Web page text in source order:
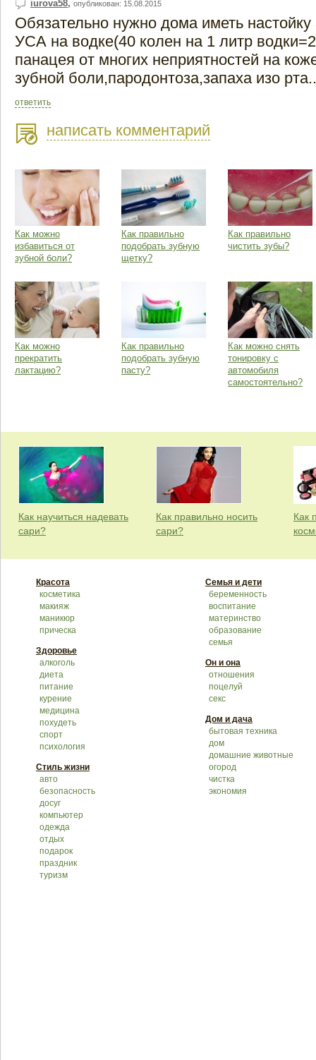
iurova58, опубликован: 15.08.2015
Обязательно нужно дома иметь
УСА на водке(40 колен на 1 литр
панацея от многих неприятностей на
зубной боли,пародонтоза,запаха изо
ответить
написать комментарий
Как можно
избавиться от
зубной боли?
Как правильно
подобрать зубную
щетку?
Как правильно
чистить зубы?
Как можно
прекратить
лактацию?
Как правильно
подобрать зубную
пасту?
Как можно снять
тонировку с
автомобиля
самостоятельно?
Как научиться надевать
сари?
Как правильно носить
сари?
Как
Красота
косметика
макияж
маникюр
прическа
Здоровье
алкоголь
диета
питание
курение
медицина
похудеть
спорт
психология
Стиль жизни
авто
безопасность
досуг
компьютер
одежда
отдых
подарок
праздник
туризм
Семья и дети
беременность
воспитание
материнство
образование
семья
Он и она
отношения
поцелуй
секс
Дом и дача
бытовая техника
дом
домашние животные
огород
чистка
экономия